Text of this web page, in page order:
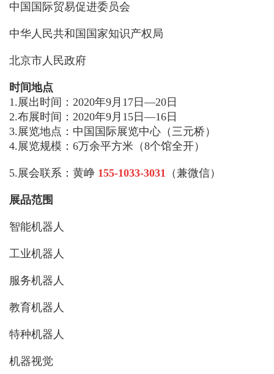
中国国际贸易促进委员会
中华人民共和国国家知识产权局
北京市人民政府
时间地点
1.展出时间：2020年9月17日—20日
2.布展时间：2020年9月15日—16日
3.展览地点：中国国际展览中心（三元桥）
4.展览规模：6万余平方米（8个馆全开）
5.展会联系：黄峥 155-1033-3031 （兼微信）
展品范围
智能机器人
工业机器人
服务机器人
教育机器人
特种机器人
机器视觉